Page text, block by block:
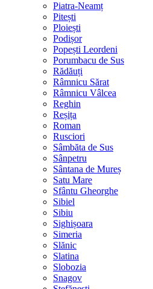
Piatra-Neamț
Pitești
Ploiești
Podișor
Popești Leordeni
Porumbacu de Sus
Rădăuți
Râmnicu Sărat
Râmnicu Vâlcea
Reghin
Reșița
Roman
Rusciori
Sâmbăta de Sus
Sânpetru
Sântana de Mureș
Satu Mare
Sfântu Gheorghe
Sibiel
Sibiu
Sighișoara
Simeria
Slănic
Slatina
Slobozia
Snagov